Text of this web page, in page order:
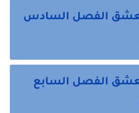
العشق الفصل السادس
الفصل السابع